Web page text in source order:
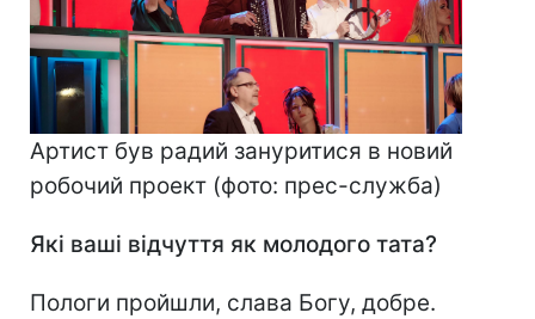
Артист був радий зануритися в новий
робочий проект (фото: прес-служба)
Які ваші відчуття як молодого тата?
Пологи пройшли, слава Богу, добре.